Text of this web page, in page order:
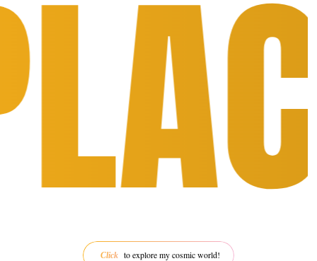
Click to explore my cosmic world!